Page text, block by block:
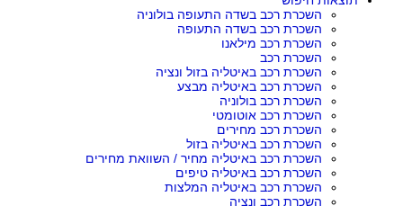
השכרת רכב בשדה התעופה בולוניה
השכרת רכב בשדה התעופה
השכרת רכב מילאנו
השכרת רכב
השכרת רכב באיטליה בזול ונציה
השכרת רכב באיטליה מבצע
השכרת רכב בולוניה
השכרת רכב אוטומטי
השכרת רכב מחירים
השכרת רכב באיטליה בזול
השכרת רכב באיטליה מחיר / השוואת מחירים
השכרת רכב באיטליה טיפים
השכרת רכב באיטליה המלצות
השכרת רכב ונציה